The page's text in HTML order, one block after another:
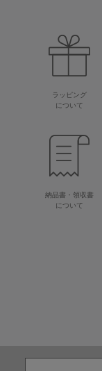
ラッピング
について
納品書・領収書
について